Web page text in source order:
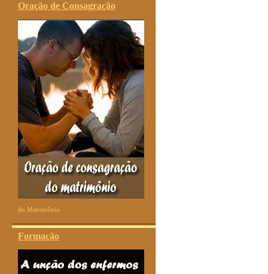
Oração de Consagração
do Matrimônio
Formação